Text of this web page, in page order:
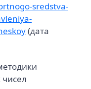
sredstva-
(дата